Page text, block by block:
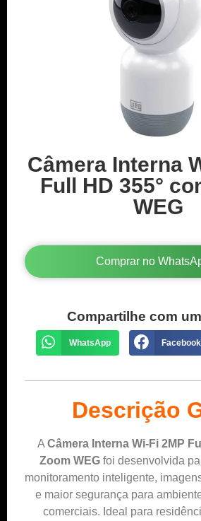
Câmera Interna
Full HD 355°
WEG
Comprar no
Compartilhe com
WhatsApp Facebook
Descrição
A Câmera Interna Wi-Fi 2MP
Zoom WEG foi desenvolvida
monitoramento inteligente,
e maior segurança para
comerciais. Ideal para